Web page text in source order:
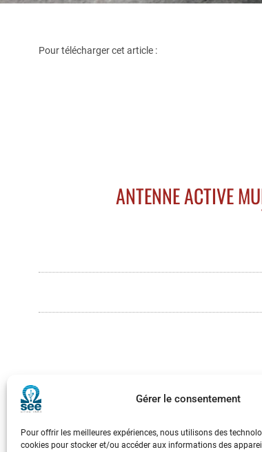
Gérer le consentement
Pour offrir les meilleures expériences, nous utilisons des
cookies pour stocker et/ou accéder aux informations des
Pour télécharger cet article :
ANTENNE ACTIVE